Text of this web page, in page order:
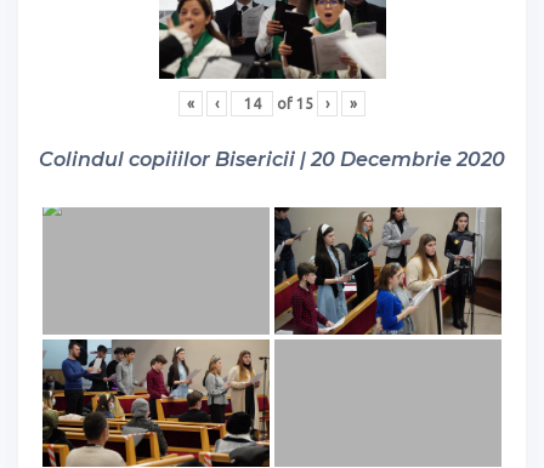
« ‹ of 15 › »
Colindul copiiilor Bisericii | 20 Decembrie 2020